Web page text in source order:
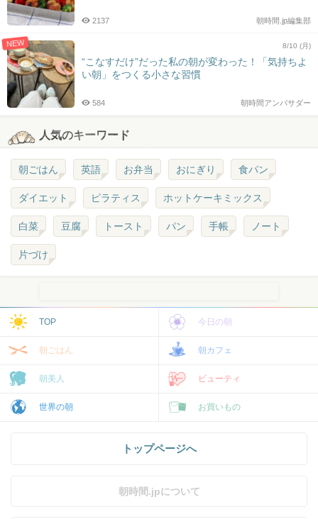
朝時間.jp編集部
2137
NEW 8/10 (月)
“こなすだけ”だった私の朝が変わった！「気持ちよ
い朝」をつくる小さな習慣
朝時間アンバサダー
584
人気のキーワード
朝ごはん 英語 お弁当 おにぎり 食パン
ダイエット ピラティス ホットケーキミックス
白菜 豆腐 トースト パン 手帳 ノート
片づけ
TOP 今日の朝
朝ごはん 朝カフェ
朝美人 ビューティ
世界の朝 お買いもの
トップページへ
朝時間.jpについて